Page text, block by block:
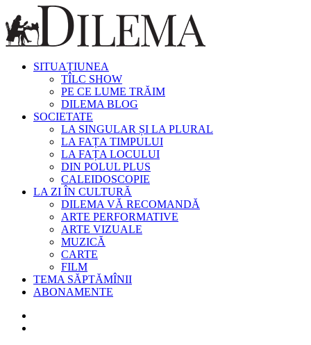
SITUAȚIUNEA
TÎLC SHOW
PE CE LUME TRĂIM
DILEMA BLOG
SOCIETATE
LA SINGULAR ȘI LA PLURAL
LA FAȚA TIMPULUI
LA FAȚA LOCULUI
DIN POLUL PLUS
CALEIDOSCOPIE
LA ZI ÎN CULTURĂ
DILEMA VĂ RECOMANDĂ
ARTE PERFORMATIVE
ARTE VIZUALE
MUZICĂ
CARTE
FILM
TEMA SĂPTĂMÎNII
ABONAMENTE